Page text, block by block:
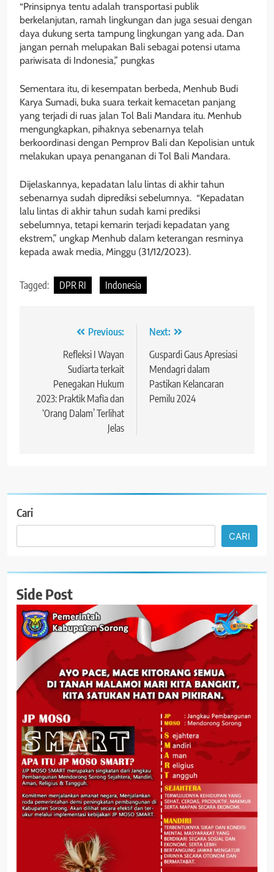
“Prinsipnya tentu adalah transportasi publik
berkelanjutan, ramah lingkungan dan juga sesuai dengan
daya dukung serta tampung lingkungan yang ada. Dan
jangan pernah melupakan Bali sebagai potensi utama
pariwisata di Indonesia,” pungkas
Sementara itu, di kesempatan berbeda, Menhub Budi
Karya Sumadi, buka suara terkait kemacetan panjang
yang terjadi di ruas jalan Tol Bali Mandara itu. Menhub
mengungkapkan, pihaknya sebenarnya telah
berkoordinasi dengan Pemprov Bali dan Kepolisian untuk
melakukan upaya penanganan di Tol Bali Mandara.
Dijelaskannya, kepadatan lalu lintas di akhir tahun
sebenarnya sudah diprediksi sebelumnya. “Kepadatan
lalu lintas di akhir tahun sudah kami prediksi
sebelumnya, tetapi kemarin terjadi kepadatan yang
ekstrem,” ungkap Menhub dalam keterangan resminya
kepada awak media, Minggu (31/12/2023).
Tagged: DPR RI Indonesia
Navigasi Previous:
Refleksi I Wayan
Sudiarta terkait
Penegakan Hukum
2023: Praktik Mafia dan
‘Orang Dalam’ Terlihat
Jelas
Next:
Guspardi Gaus Apresiasi
Mendagri dalam
Pastikan Kelancaran
Pemilu 2024
Cari
CARI
Side Post